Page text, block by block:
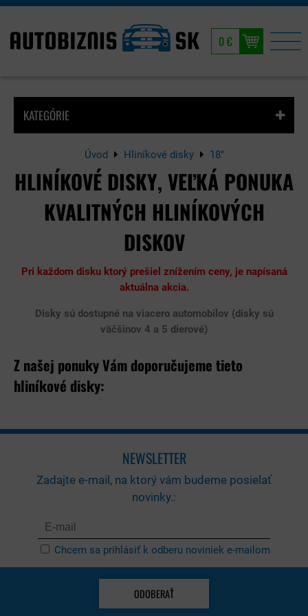
0 €
Úvod Hliníkové disky 18"
HLINÍKOVÉ DISKY, VEĽKÁ PONUKA
KVALITNÝCH HLINÍKOVÝCH
DISKOV
KATEGÓRIE
Pri každom disku ktorý prešiel znížením ceny, je napísaná
aktuálna akcia.
Disky sú dostupné na viacero automobilov (disky sú
väčšinov 4 a 5 dierové)
Z našej ponuky Vám doporučujeme tieto
hliníkové disky:
NEWSLETTER
Zadajte e-mail, na ktorý vám budeme posielať
novinky.:
Chcem sa prihlásiť k odberu noviniek e-mailom
ODOBERAŤ